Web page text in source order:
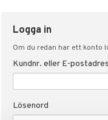
Logga in
Om du redan har ett konto
Kundnr. eller E-
Lösenord